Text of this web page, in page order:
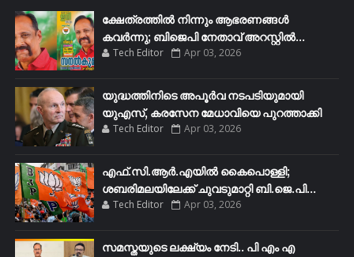
ക്ഷേത്രത്തിൽ നിന്നും ആഭരണങ്ങൾ
കവർന്നു; ബിജെപി നേതാവ് അറസ്റ്റിൽ...
Tech Editor Apr 03, 2026
യുദ്ധത്തിനിടെ അപൂർവ നടപടിയുമായി
യുഎസ്, കരസേന മേധാവിയെ പുറത്താക്കി
Tech Editor Apr 03, 2026
എഫ്​.സി.ആർ.എയിൽ കൈപൊള്ളി;
ശബരിമലയിലേക്ക്​ ചുവടുമാറ്റി ബി.ജെ.പി...
Tech Editor Apr 03, 2026
സമസ്തയുടെ ലക്ഷ്യം നേടി.. പി എം എ